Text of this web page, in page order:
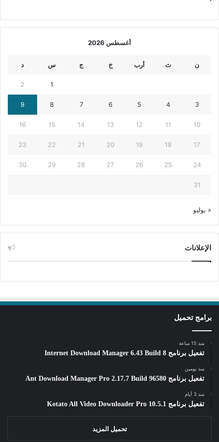
أغسطس 2026
ن ث أرب خ ج س د
1
2
3
4
5
6
7
8
9
10
11
12
13
14
15
16
17
18
19
20
21
22
23
24
25
26
27
28
29
30
31
« يوليو
الإعلانات
برامج تحميل
منذ 15 ساعة
تفعيل برنامج Internet Download Manager 6.43 Build 8
منذ يومين
تفعيل برنامج Ant Download Manager Pro 2.17.7 Build 96580
منذ 3 أيام
تفعيل برنامج Kotato All Video Downloader Pro 10.5.1
تحميل المزيد